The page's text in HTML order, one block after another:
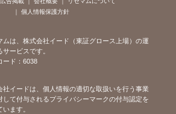
個人情報保護方針
ムは、株式会社イード（東証グロース上場）の運
サービスです。
ード：6038
社イードは、個人情報の適切な取扱いを行う事業
して付与されるプライバシーマークの付与認定を
います。